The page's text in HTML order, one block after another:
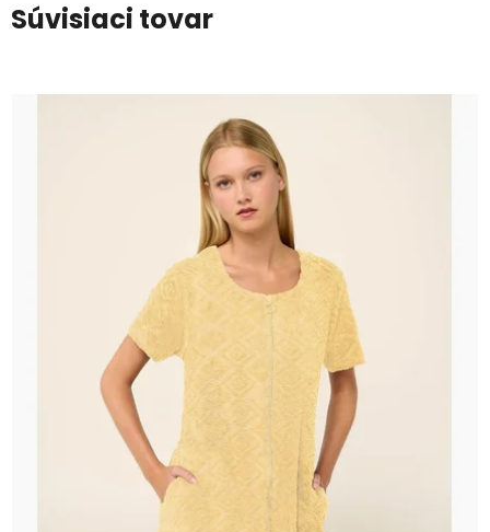
Súvisiaci tovar